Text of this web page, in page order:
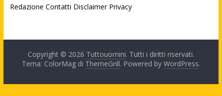
Redazione Contatti Disclaimer Privacy
Copyright © 2026 Tuttouomini. Tutti i diritti riservati.
Tema: ColorMag di ThemeGrill. Powered by WordPress.